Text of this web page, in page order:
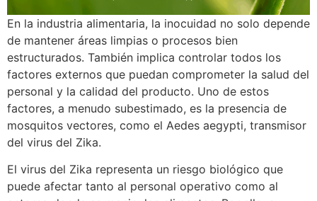
En la industria alimentaria, la inocuidad no solo depende
de mantener áreas limpias o procesos bien
estructurados. También implica controlar todos los
factores externos que puedan comprometer la salud del
personal y la calidad del producto. Uno de estos
factores, a menudo subestimado, es la presencia de
mosquitos vectores, como el Aedes aegypti, transmisor
del virus del Zika.
El virus del Zika representa un riesgo biológico que
puede afectar tanto al personal operativo como al